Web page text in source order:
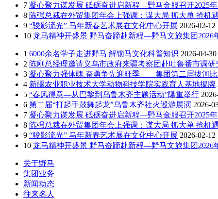
7 凝心聚力谋发展 砥砺奋进启新程—野马金服召开2025
8 陈强总裁在外贸集团年会上强调：谋大局 抓大单 抢机
9 “骏影流光” 马年新春艺术展在文化中心开展 2026-02-12
10 龙马精神开盛景 野马奋蹄赴新程—野马文旅集团2026
1 6000余名学子走进野马 解锁马文化科普知识 2026-04-30
2 陈刚总经理邀请义乌市政府来疆考察团赴吐鲁番市调研
3 凝心聚力强体魄 奋勇争先迎旺季——集团第二届拔河
4 新疆农业职业技术大学动物科技学院实践育人基地揭牌
5 “春风得意—从巴黎到乌鲁木齐主题活动”隆重举行
6 第二届“打起手鼓舞起龙”乌鲁木齐社火巡游展演 2026-
7 凝心聚力谋发展 砥砺奋进启新程—野马金服召开2025
8 陈强总裁在外贸集团年会上强调：谋大局 抓大单 抢机
9 “骏影流光” 马年新春艺术展在文化中心开展 2026-02-12
10 龙马精神开盛景 野马奋蹄赴新程—野马文旅集团2026
关于野马
集团业务
新闻动态
往来名人